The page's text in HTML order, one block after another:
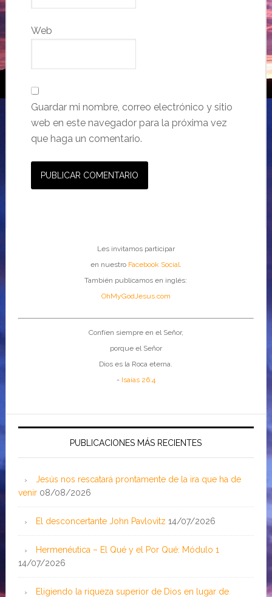
Web
Guardar mi nombre, correo electrónico y sitio
web en este navegador para la próxima vez
que haga un comentario.
Les invitamos participar
en nuestro Facebook Social.
También publicamos en inglés:
OhMyGodJesus.com
Confíen siempre en el Señor,
porque el Señor
Dios es la Roca eterna.
- Isaías 26:4
PUBLICACIONES MÁS RECIENTES
Jesús nos rescatará prontamente de la ira que ha de
venir 08/08/2026
El desconcertante John Pavlovitz 14/07/2026
Hermenéutica – El Qué y el Por Qué: Módulo 1
14/07/2026
Eligiendo la riqueza superior de Dios en lugar de